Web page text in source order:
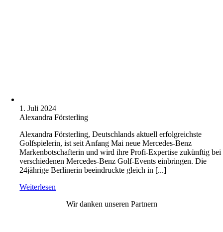
1. Juli 2024
Alexandra Försterling
Alexandra Försterling, Deutschlands aktuell erfolgreichste
Golfspielerin, ist seit Anfang Mai neue Mercedes-Benz
Markenbotschafterin und wird ihre Profi-Expertise zukünftig bei
verschiedenen Mercedes-Benz Golf-Events einbringen. Die
24jährige Berlinerin beeindruckte gleich in [...]
Weiterlesen
Wir danken unseren Partnern